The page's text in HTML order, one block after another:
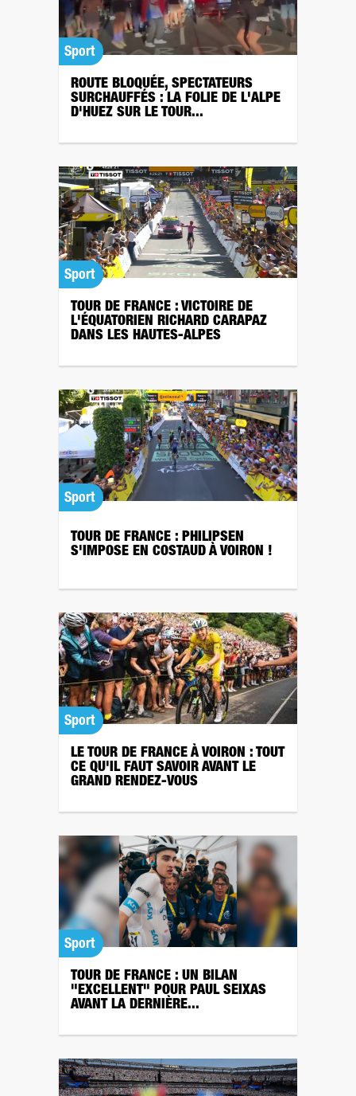
Sport
ROUTE BLOQUÉE, SPECTATEURS
SURCHAUFFÉS : LA FOLIE DE L'ALPE
D'HUEZ SUR LE TOUR...
Sport
TOUR DE FRANCE : VICTOIRE DE
L'ÉQUATORIEN RICHARD CARAPAZ
DANS LES HAUTES-ALPES
Sport
TOUR DE FRANCE : PHILIPSEN
S'IMPOSE EN COSTAUD À VOIRON !
Sport
LE TOUR DE FRANCE À VOIRON : TOUT
CE QU'IL FAUT SAVOIR AVANT LE
GRAND RENDEZ-VOUS
Sport
TOUR DE FRANCE : UN BILAN
"EXCELLENT" POUR PAUL SEIXAS
AVANT LA DERNIÈRE...